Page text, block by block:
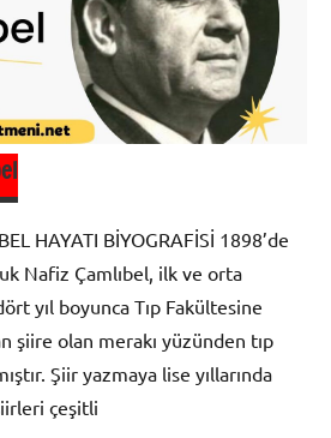
HAYATI BİYOGRAFİSİ 1898’de
Nafiz Çamlıbel, ilk ve orta
yıl boyunca Tıp Fakültesine
şiire olan merakı yüzünden tıp
Şiir yazmaya lise yıllarında
çeşitli